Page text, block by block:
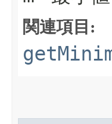
関連項目: